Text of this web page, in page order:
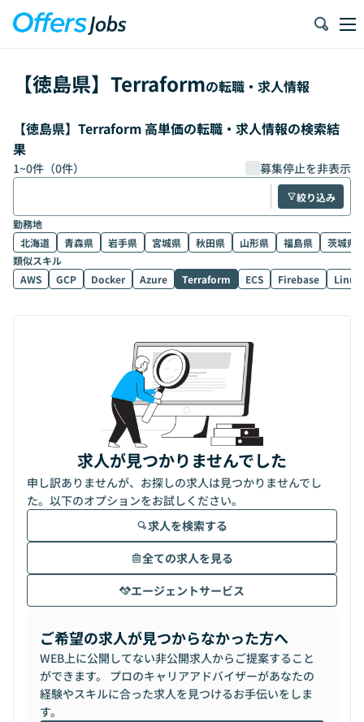
【徳島県】 Terraformの転職・求人情報
【徳島県】Terraform 高単価の転職・求人情報の検索結
果
1~0件（0件） 募集停止を非表示
絞り込み
勤務地
北海道
青森県 岩手県 宮城県 秋田県 山形県 福島県
茨城県
類似スキル
AWS
GCP Docker Azure Terraform ECS Firebase Linux
求人が見つかりませんでした
申し訳ありませんが、お探しの求人は見つかりませんでし
た。以下のオプションをお試しください。
求人を検索する
全ての求人を見る
エージェントサービス
ご希望の求人が見つからなかった方へ
WEB上に公開してない非公開求人からご提案すること
ができます。 プロのキャリアアドバイザーがあなたの
経験やスキルに合った求人を見つけるお手伝いをしま
す。